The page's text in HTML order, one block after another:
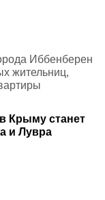
Иббенберен
жительниц,
Крыму станет
и Лувра